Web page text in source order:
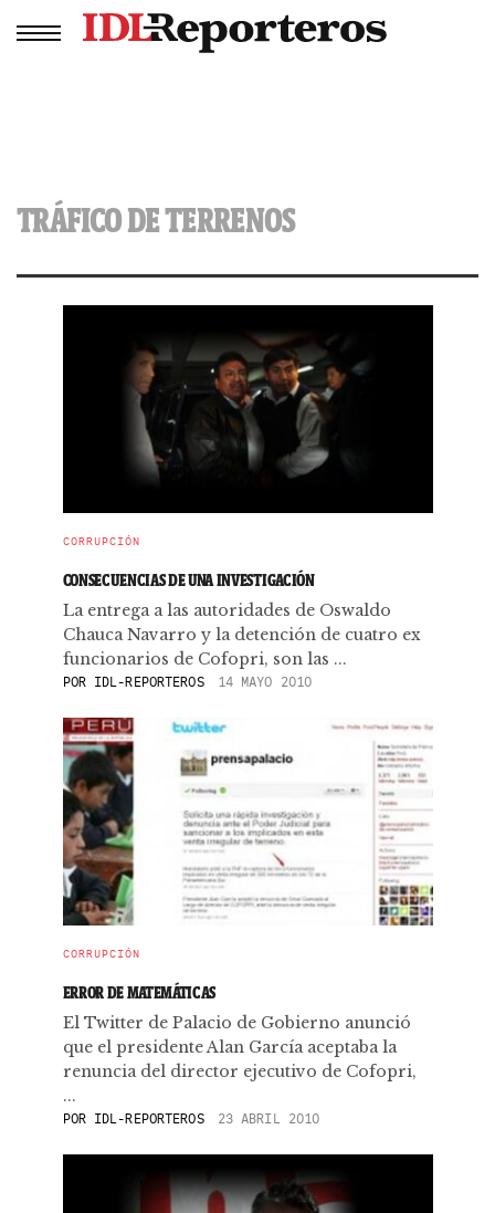
TRÁFICO DE TERRENOS
CORRUPCIÓN
CONSECUENCIAS DE UNA INVESTIGACIÓN
La entrega a las autoridades de Oswaldo
Chauca Navarro y la detención de cuatro ex
funcionarios de Cofopri, son las ...
POR IDL-REPORTEROS 14 MAYO 2010
CORRUPCIÓN
ERROR DE MATEMÁTICAS
El Twitter de Palacio de Gobierno anunció
que el presidente Alan García aceptaba la
renuncia del director ejecutivo de Cofopri,
...
POR IDL-REPORTEROS 23 ABRIL 2010